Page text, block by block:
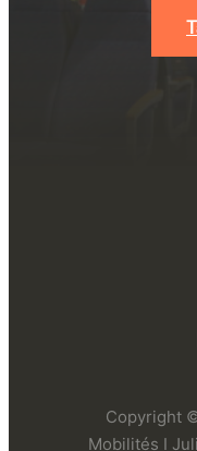
Copyright
Mobilités I